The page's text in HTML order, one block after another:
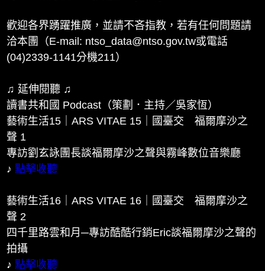
歡迎各界踴躍推廣，並請不吝指教，若有任何問題請
洽本團（E-mail: ntso_data@ntso.gov.tw或電話
(04)2339-1141分機211）
♫ 延伸閱聽 ♫
讀書共和國 Podcast（策劃．主持／吳家恆）
藝術生活15｜ARS VITAE 15｜國臺交 福爾摩沙之
聲 1
專訪劉玄詠團長談福爾摩沙之聲與霧峰數位音樂廳
♪ 點擊收聽
藝術生活16｜ARS VITAE 16｜國臺交 福爾摩沙之
聲 2
四千里路雲和月─專訪酷酷行銷Eric談福爾摩沙之聲的
拍攝
♪ 點擊收聽